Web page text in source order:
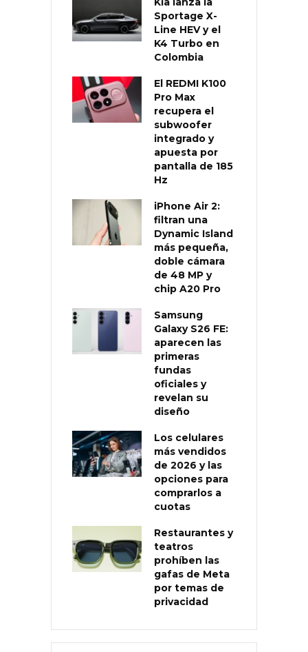
Sportage X-
Line HEV y el
K4 Turbo en
Colombia
El REDMI K100
Pro Max
recupera el
subwoofer
integrado y
apuesta por
pantalla de 185
Hz
iPhone Air 2:
filtran una
Dynamic Island
más pequeña,
doble cámara
de 48 MP y
chip A20 Pro
Samsung
Galaxy S26 FE:
aparecen las
primeras
fundas
oficiales y
revelan su
diseño
Los celulares
más vendidos
de 2026 y las
opciones para
comprarlos a
cuotas
Restaurantes y
teatros
prohíben las
gafas de Meta
por temas de
privacidad